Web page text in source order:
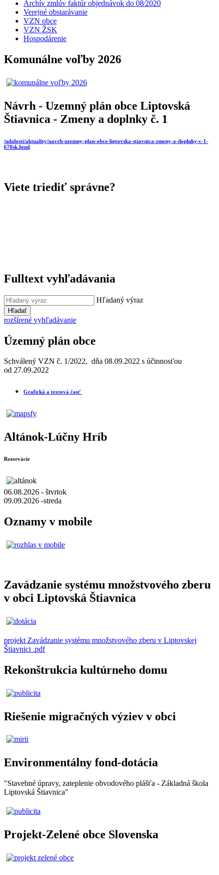
Archív zmlúv faktúr objednávok do 08⁄2020
Verejné obstarávanie
VZN obce
VZN ŽSK
Hospodárenie
Komunálne voľby 2026
Návrh - Uzemný plán obce Liptovská
Štiavnica - Zmeny a doplnky č. 1
/udalosti/aktuality/navrh-uzemny-plan-obce-liptovska-stiavnica-zmeny-a-doplnky-c-1-
670sk.html
Viete triediť správne?
Fulltext vyhľadávania
Hľadaný výraz
Hľadať
rozšírené vyhľadávanie
Územný plán obce
Schválený VZN č. 1/2022, dňa 08.09.2022 s účinnosťou
od 27.09.2022
Grafická a textová časť
Altánok-Lúčny Hríb
Rezervácie
06.08.2026 - štvrtok
09.09.2026 -streda
Oznamy v mobile
Zavádzanie systému množstvového zberu
v obci Liptovská Štiavnica
projekt Zavádzanie systému množstvového zberu v Liptovskej
Štiavnici .pdf
Rekonštrukcia kultúrneho domu
Riešenie migračných výziev v obci
Environmentálny fond-dotácia
"Stavebné úpravy, zateplenie obvodového plášťa - Základná škola
Liptovská Štiavnica"
Projekt-Zelené obce Slovenska